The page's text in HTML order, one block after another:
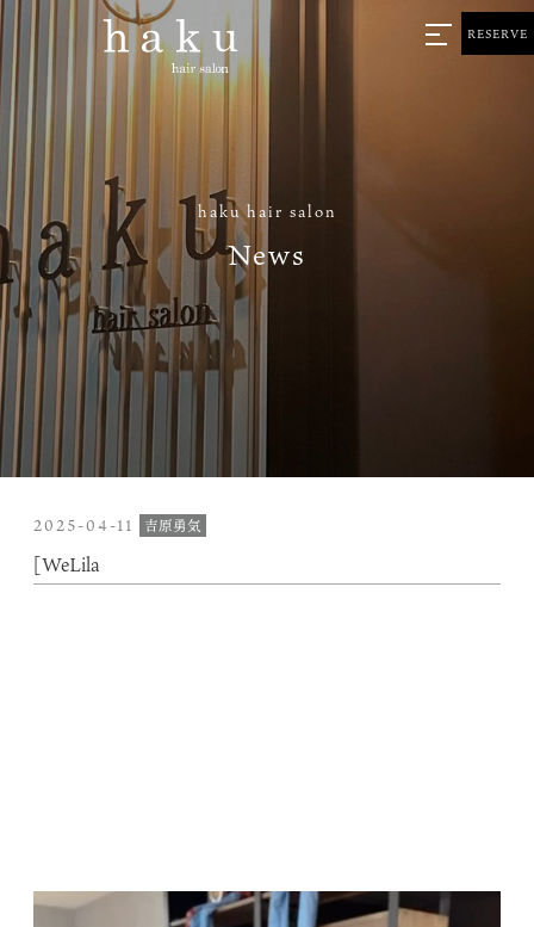
haku hair salon
News
RESERVE
2025-04-11 吉原勇気
[WeLila
動